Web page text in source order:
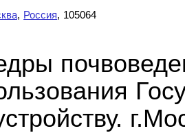
, Россия, 105064